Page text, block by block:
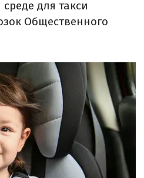
для такси
Общественного